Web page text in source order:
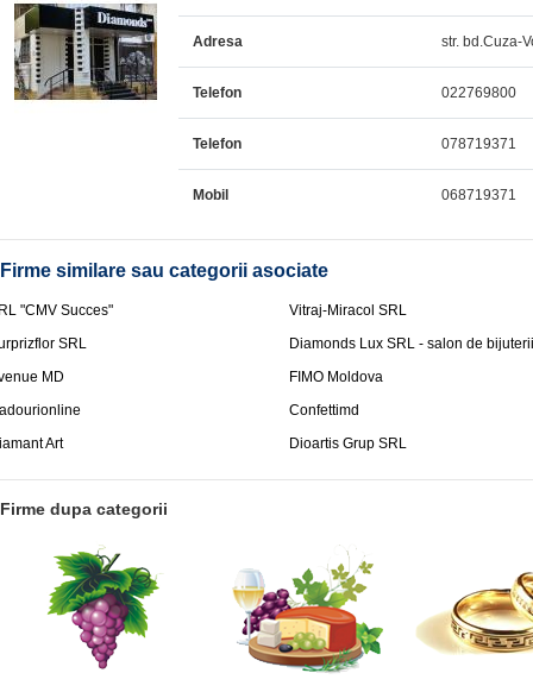
Adresa str. bd.Cuza-
Telefon 022769800
Telefon 078719371
Mobil 068719371
Firme similare sau categorii asociate
"CMV Succes"
Vitraj-Miracol SRL
SRL
Diamonds Lux SRL - salon de bijuterii
MD
FIMO Moldova
Confettimd
Art
Dioartis Grup SRL
Firme dupa categorii